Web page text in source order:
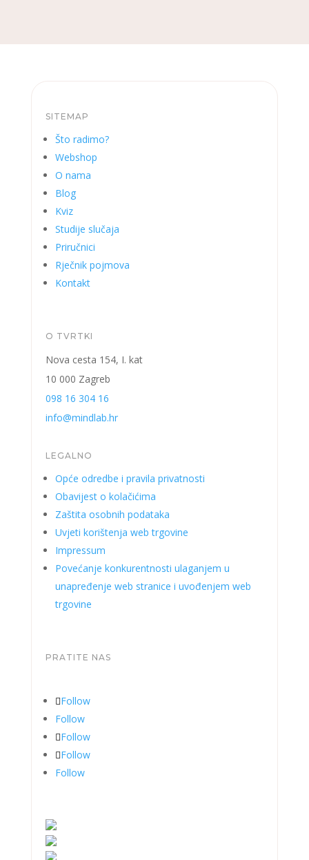
SITEMAP
Što radimo?
Webshop
O nama
Blog
Kviz
Studije slučaja
Priručnici
Rječnik pojmova
Kontakt
O TVRTKI
Nova cesta 154, I. kat
10 000 Zagreb
098 16 304 16
info@mindlab.hr
LEGALNO
Opće odredbe i pravila privatnosti
Obavijest o kolačićima
Zaštita osobnih podataka
Uvjeti korištenja web trgovine
Impressum
Povećanje konkurentnosti ulaganjem u
unapređenje web stranice i uvođenjem web
trgovine
PRATITE NAS
Follow
Follow
Follow
Follow
Follow